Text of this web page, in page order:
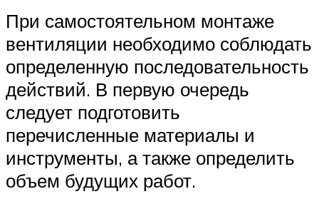
При самостоятельном монтаже
вентиляции необходимо соблюдать
определенную последовательность
действий. В первую очередь
следует подготовить
перечисленные материалы и
инструменты, а также определить
объем будущих работ.